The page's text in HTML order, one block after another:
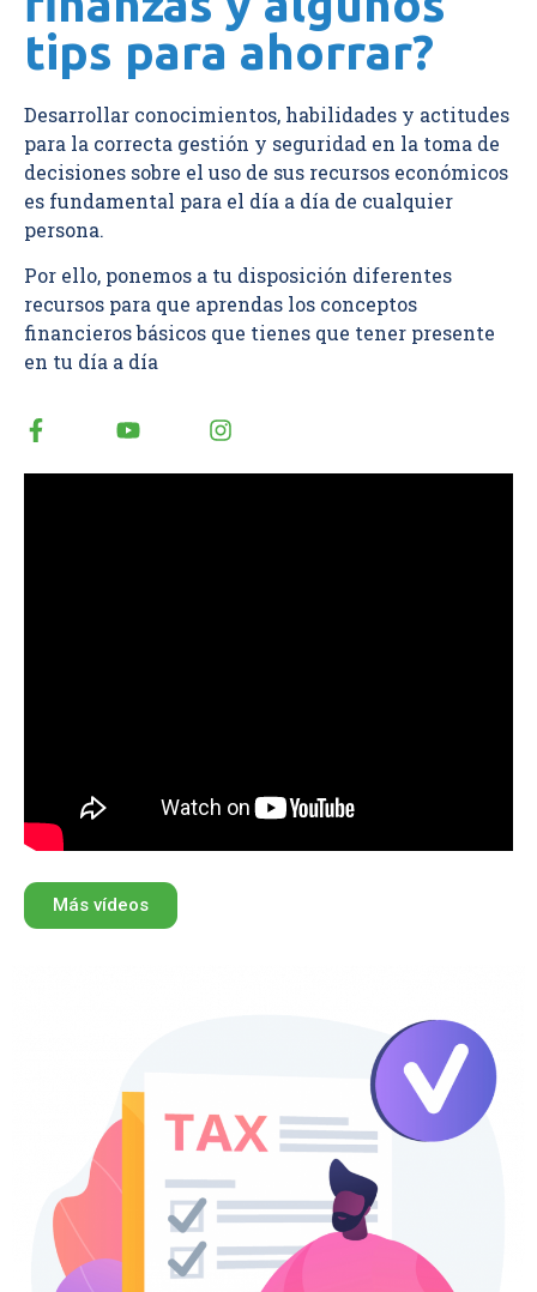
Con Sentido’!
‘Tu Balboa Con Sentido’ tiene el propósito de llegar a
la población panameña impulsando la digitalización
en la educación financiera y reduciendo las barreras
físicas y territoriales.
tips para ahorrar?
Desarrollar conocimientos, habilidades y actitudes
para la correcta gestión y seguridad en la toma de
decisiones sobre el uso de sus recursos económicos
es fundamental para el día a día de cualquier
persona.
Por ello, ponemos a tu disposición diferentes
recursos para que aprendas los conceptos
financieros básicos que tienes que tener presente
en tu día a día
Más vídeos